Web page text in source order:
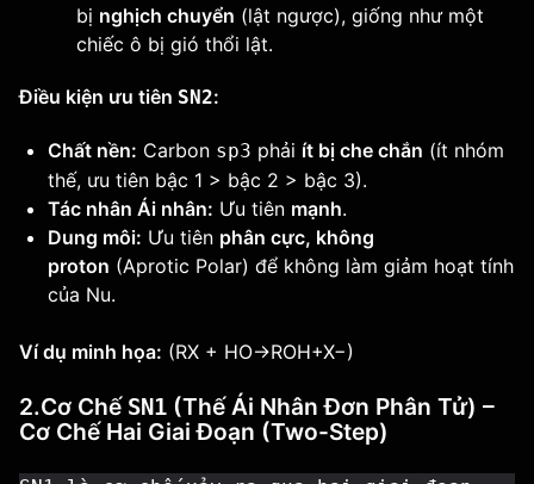
bị nghịch chuyển (lật ngược), giống như một
chiếc ô bị gió thổi lật.
Điều kiện ưu tiên SN2:
Chất nền: Carbon sp3 phải ít bị che chắn (ít nhóm
thế, ưu tiên bậc 1 > bậc 2 > bậc 3).
Tác nhân Ái nhân: Ưu tiên mạnh.
Dung môi: Ưu tiên phân cực, không
proton (Aprotic Polar) để không làm giảm hoạt tính
của Nu.
Ví dụ minh họa: (RX + HO→ROH+X−)
2.Cơ Chế SN1 (Thế Ái Nhân Đơn Phân Tử) –
Cơ Chế Hai Giai Đoạn (Two-Step)